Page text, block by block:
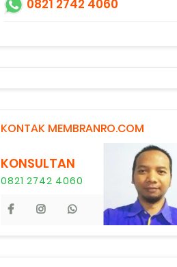
0821 2742 4060
KONTAK MEMBRANRO.COM
KONSULTAN
0821 2742 4060